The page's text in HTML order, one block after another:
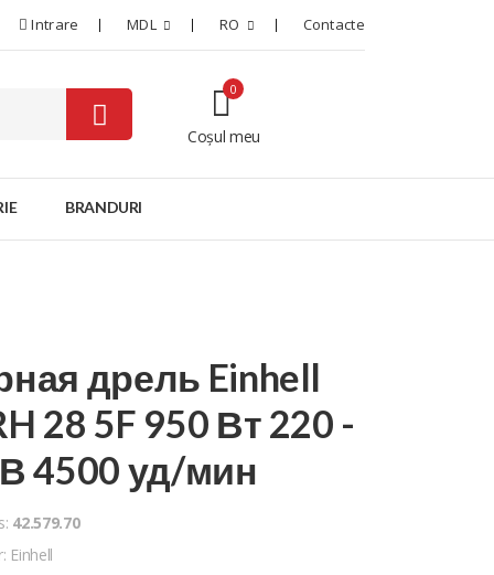
Intrare MDL RO Contacte
Coșul meu
0
BRANDURI
дрель Einhell
28 5F 950 Вт 220 -
4500 уд/мин
42.579.70
Einhell